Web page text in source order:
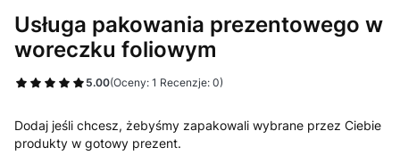
Usługa pakowania prezentowego w
woreczku foliowym
5.00(Oceny: 1 Recenzje: 0)
Dodaj jeśli chcesz, żebyśmy zapakowali wybrane przez Ciebie
produkty w gotowy prezent.